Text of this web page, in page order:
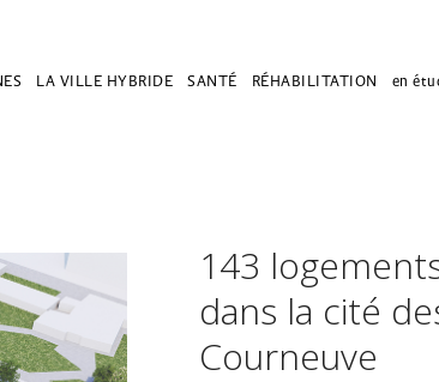
LA VILLE HYBRIDE SANTÉ RÉHABILITATION en
143
dans la cité
Courneuve